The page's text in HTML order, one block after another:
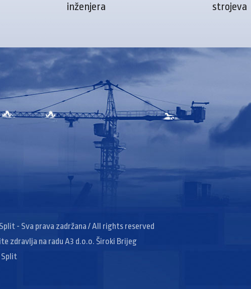
inženjera strojeva
- Sva prava zadržana / All rights reserved
zdravlja na radu A3 d.o.o. Široki Brijeg
Split